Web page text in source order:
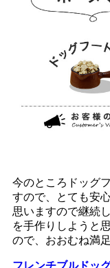
今のところドッグ
すので、とても安
思いますので継続
を手作りしようと
ので、おおむね満